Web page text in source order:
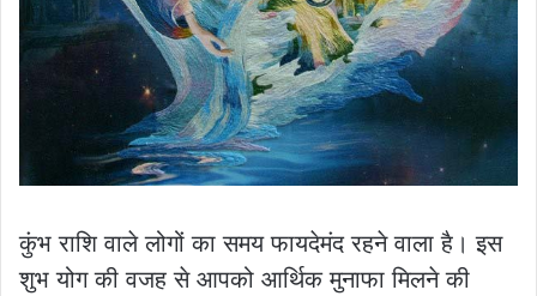
कुंभ राशि वाले लोगों का समय फायदेमंद रहने वाला है। इस
शुभ योग की वजह से आपको आर्थिक मुनाफा मिलने की